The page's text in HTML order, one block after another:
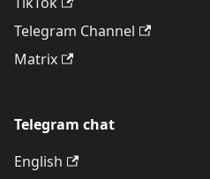
Telegram Channel
Matrix
Telegram chat
English